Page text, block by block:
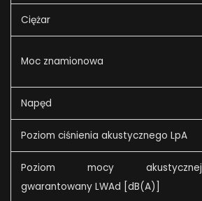
Ciężar
Moc znamionowa
Napęd
Poziom ciśnienia akustycznego LpA
Poziom mocy akustycznej
gwarantowany LWAd [dB(A)]